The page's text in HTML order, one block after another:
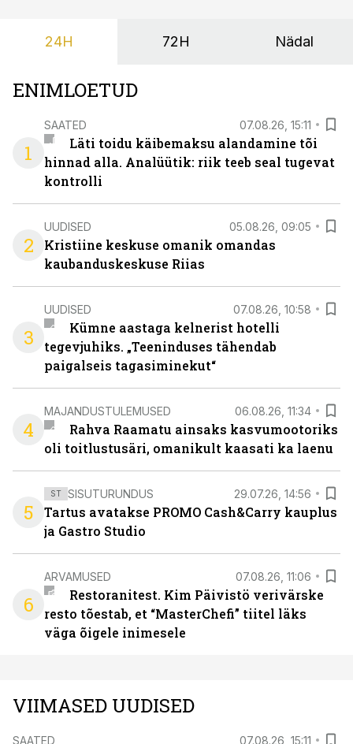
24H 72H Nädal
ENIMLOETUD
1
SAATED 07.08.26, 15:11
Läti toidu käibemaksu alandamine tõi
hinnad alla. Analüütik: riik teeb seal tugevat
kontrolli
2
UUDISED 05.08.26, 09:05
Kristiine keskuse omanik omandas
kaubanduskeskuse Riias
3
UUDISED 07.08.26, 10:58
Kümne aastaga kelnerist hotelli
tegevjuhiks. „Teeninduses tähendab
paigalseis tagasiminekut“
4
MAJANDUSTULEMUSED 06.08.26, 11:34
Rahva Raamatu ainsaks kasvumootoriks
oli toitlustusäri, omanikult kaasati ka laenu
5
ST SISUTURUNDUS 29.07.26, 14:56
Tartus avatakse PROMO Cash&Carry kauplus
ja Gastro Studio
6
ARVAMUSED 07.08.26, 11:06
Restoranitest. Kim Päivistö verivärske
resto tõestab, et “MasterChefi” tiitel läks
väga õigele inimesele
VIIMASED UUDISED
SAATED 07.08.26, 15:11